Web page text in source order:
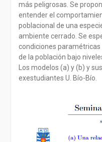
más peligrosas. Se
entender el
poblacional de una
ambiente cerrado. Se
condiciones
de la población bajo
Los modelos (a) y (b) y
exestudiantes U. Bío-Bío.